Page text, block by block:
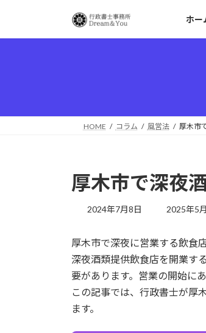
テ
ゲ
ホー
HOME コラム 風営法 厚木市
厚木市で深夜
2024年7月8日
最
新
日
:
2025年5
厚木市で深夜に営業する飲食
深夜酒類提供飲食店を開業す
要があります。営業の開始に
この記事では、行政書士が厚
ます。